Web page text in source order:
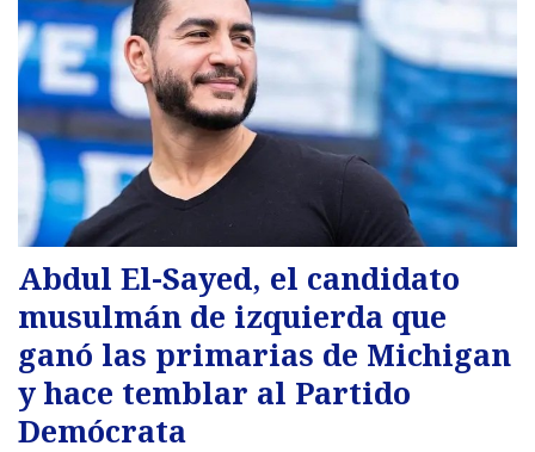
Abdul El-Sayed, el candidato
musulmán de izquierda que
ganó las primarias de Michigan
y hace temblar al Partido
Demócrata